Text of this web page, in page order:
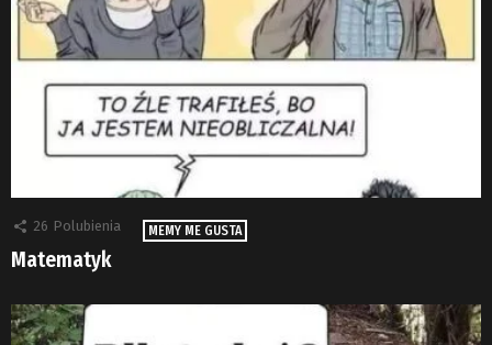
26 Polubienia MEMY ME GUSTA
Matematyk